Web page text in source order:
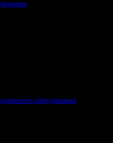
оборудования